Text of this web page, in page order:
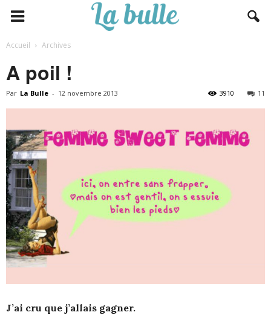
Accueil Archives
A poil !
Par La Bulle - 12 novembre 2013 11
3910
J’ai cru que j’allais gagner.